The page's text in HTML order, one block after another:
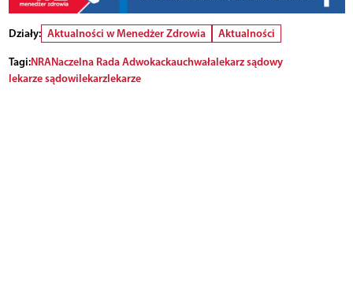
Działy: Aktualności w Menedżer Zdrowia
Aktualności
Tagi:NRANaczelna Rada Adwokackauchwałalekarz sądowy
lekarze sądowilekarzlekarze